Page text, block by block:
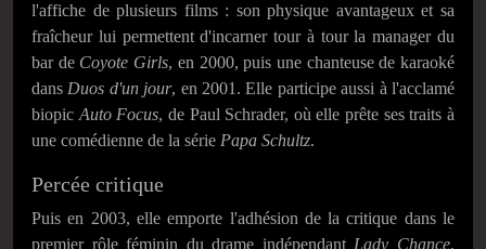
l'affiche de plusieurs films : son physique avantageux et sa
fraîcheur lui permettent d'incarner tour à tour la manager du
bar de Coyote Girls, en 2000, puis une chanteuse de karaoké
dans Duos d'un jour, en 2001. Elle participe aussi à l'acclamé
biopic Auto Focus, de Paul Schrader, où elle prête ses traits à
une comédienne de la série Papa Schultz.
Percée critique
Puis en 2003, elle emporte l'adhésion de la critique dans le
premier rôle féminin du drame indépendant Lady Chance,